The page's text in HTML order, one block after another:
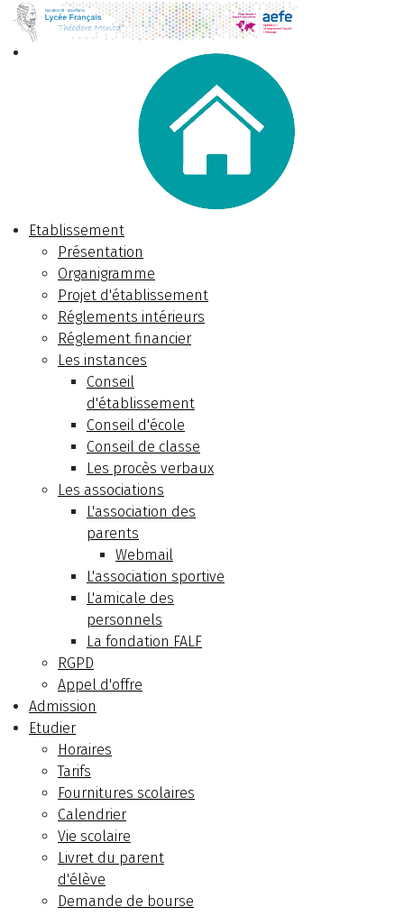
Etablissement
Présentation
Organigramme
Projet d'établissement
Réglements intérieurs
Réglement financier
Les instances
Conseil
d'établissement
Conseil d'école
Conseil de classe
Les procès verbaux
Les associations
L'association des
parents
Webmail
L'association sportive
L'amicale des
personnels
La fondation FALF
RGPD
Appel d'offre
Admission
Etudier
Horaires
Tarifs
Fournitures scolaires
Calendrier
Vie scolaire
Livret du parent
d'élève
Demande de bourse